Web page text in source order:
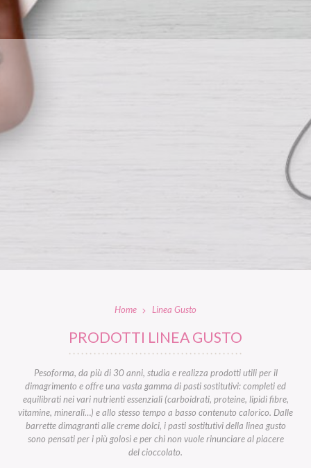
Home Linea Gusto
PRODOTTI LINEA GUSTO
Pesoforma, da più di 30 anni, studia e realizza prodotti utili per il
dimagrimento e offre una vasta gamma di pasti sostitutivi: completi ed
equilibrati nei vari nutrienti essenziali (carboidrati, proteine, lipidi fibre,
vitamine, minerali…) e allo stesso tempo a basso contenuto calorico. Dalle
barrette dimagranti alle creme dolci, i pasti sostitutivi della linea gusto
sono pensati per i più golosi e per chi non vuole rinunciare al piacere
del cioccolato.